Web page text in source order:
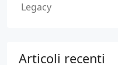
Legacy
Articoli recenti